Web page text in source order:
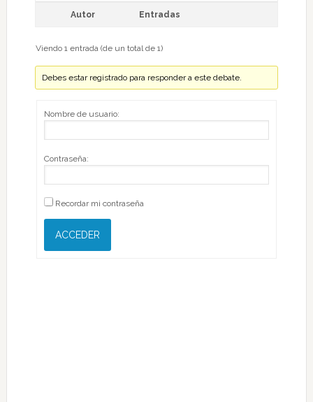
Autor Entradas
Viendo 1 entrada (de un total de 1)
Debes estar registrado para responder a este debate.
Nombre de usuario:
Contraseña:
Recordar mi contraseña
ACCEDER